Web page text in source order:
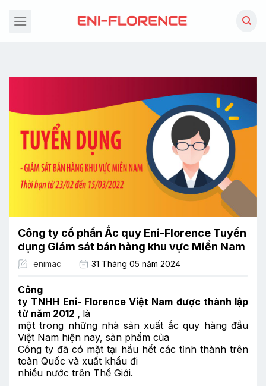
đến
dung
Công ty cổ phần Ắc quy Eni-Florence Tuyển
dụng Giám sát bán hàng khu vực Miền Nam
enimac 31 Tháng 05 năm 2024
Công
ty TNHH Eni- Florence Việt Nam được thành lập
từ năm 2012 , là
một trong những nhà sản xuất ắc quy hàng đầu
Việt Nam hiện nay, sản phẩm của
Công ty đã có mặt tại hầu hết các tỉnh thành trên
toàn Quốc và xuất khẩu đi
nhiều nước trên Thế Giới.